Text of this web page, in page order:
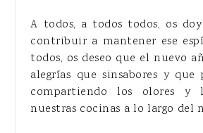
A todos, a todos todos, os
contribuir a mantener ese
todos, os deseo que el nuevo
alegrías que sinsabores y que
compartiendo los olores y
nuestras cocinas a lo largo del